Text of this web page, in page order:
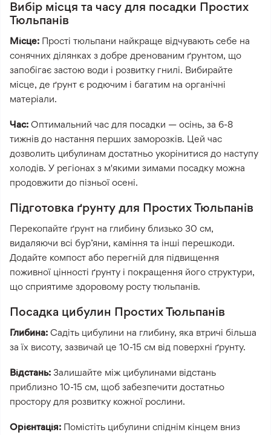
Вибір місця та часу для посадки Простих
Тюльпанів
Місце: Прості тюльпани найкраще відчувають себе на
сонячних ділянках з добре дренованим ґрунтом, що
запобігає застою води і розвитку гнилі. Вибирайте
місце, де ґрунт є родючим і багатим на органічні
матеріали.
Час: Оптимальний час для посадки — осінь, за 6-8
тижнів до настання перших заморозків. Цей час
дозволить цибулинам достатньо укорінитися до наступу
холодів. У регіонах з м'якими зимами посадку можна
продовжити до пізньої осені.
Підготовка ґрунту для Простих Тюльпанів
Перекопайте ґрунт на глибину близько 30 см,
видаляючи всі бур’яни, каміння та інші перешкоди.
Додайте компост або перегній для підвищення
поживної цінності ґрунту і покращення його структури,
що сприятиме здоровому росту тюльпанів.
Посадка цибулин Простих Тюльпанів
Глибина: Садіть цибулини на глибину, яка втричі більша
за їх висоту, зазвичай це 10-15 см від поверхні ґрунту.
Відстань: Залишайте між цибулинами відстань
приблизно 10-15 см, щоб забезпечити достатньо
простору для розвитку кожної рослини.
Орієнтація: Помістіть цибулини спіднім кінцем вниз